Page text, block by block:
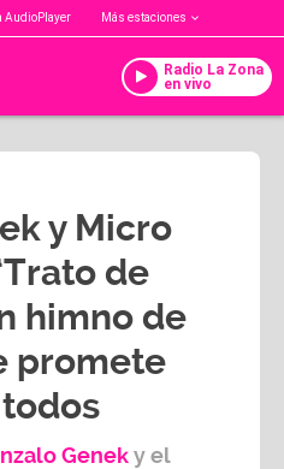
AudioPlayer Más estaciones
Radio La Zona
en vivo
y Micro
de
himno de
promete
Geneky el